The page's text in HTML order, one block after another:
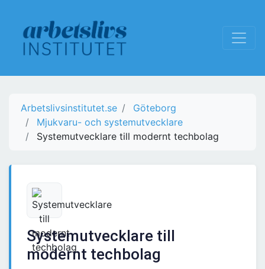
Arbetslivsinstitutet.se
Göteborg
Mjukvaru- och systemutvecklare
Systemutvecklare till modernt techbolag
Systemutvecklare till
modernt techbolag